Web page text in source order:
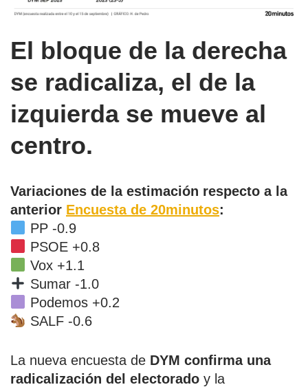
El bloque de la derecha
se radicaliza, el de la
izquierda se mueve al
centro.
Variaciones de la estimación respecto a la
anterior Encuesta de 20minutos:
PP -0.9
PSOE +0.8
Vox +1.1
Sumar -1.0
Podemos +0.2
SALF -0.6
La nueva encuesta de DYM confirma una
radicalización del electorado y la